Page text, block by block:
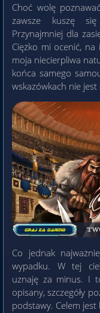
Choć wolę
zawsze kuszę
Przynajmniej dla
Ciężko mi ocenić,
moja niecierpliwa
końca samego
wskazówkach nie
Co jednak
wypadku. W tej
uznaję za minus. I
opisany, szczegóły
podstawy. Celem